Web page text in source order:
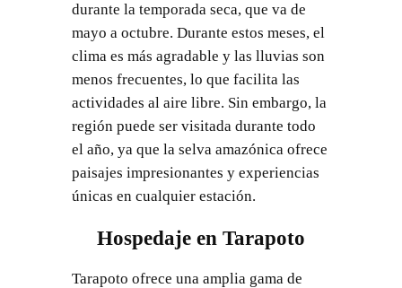
durante la temporada seca, que va de
mayo a octubre. Durante estos meses, el
clima es más agradable y las lluvias son
menos frecuentes, lo que facilita las
actividades al aire libre. Sin embargo, la
región puede ser visitada durante todo
el año, ya que la selva amazónica ofrece
paisajes impresionantes y experiencias
únicas en cualquier estación.
Hospedaje en Tarapoto
Tarapoto ofrece una amplia gama de